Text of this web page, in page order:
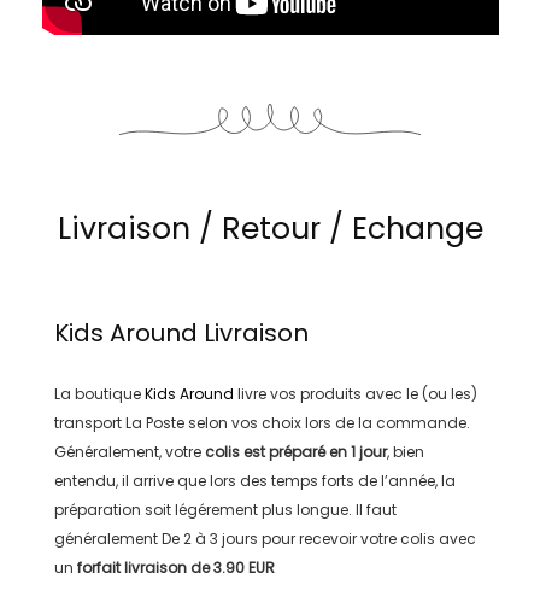
Livraison / Retour / Echange
Kids Around Livraison
La boutiqueKids Around livre vos produits avec le (ou les)
transportLa Posteselon vos choix lors de la commande.
Généralement, votre colis est préparé en1 jour, bien
entendu, il arrive que lors des temps forts de l’année, la
préparation soit légérement plus longue. Il faut
généralementDe 2 à 3 jours pour recevoir votre colis avec
un forfait livraison de3.90 EUR